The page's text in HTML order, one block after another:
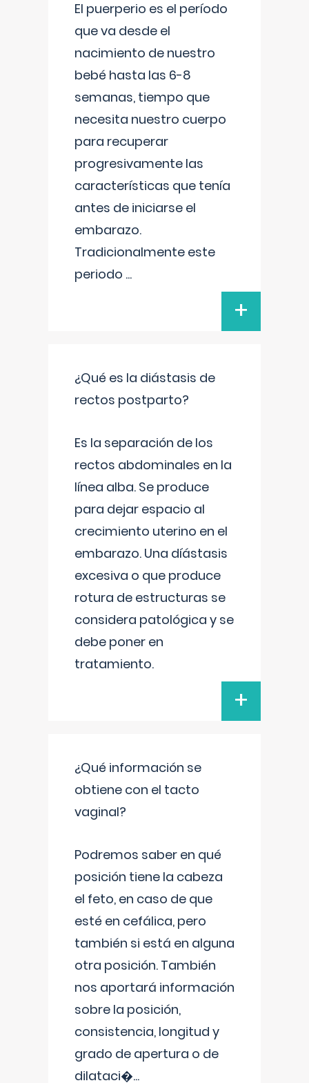
El puerperio es el período
que va desde el
nacimiento de nuestro
bebé hasta las 6-8
semanas, tiempo que
necesita nuestro cuerpo
para recuperar
progresivamente las
características que tenía
antes de iniciarse el
embarazo.
Tradicionalmente este
periodo ...
+
¿Qué es la diástasis de
rectos postparto?
Es la separación de los
rectos abdominales en la
línea alba. Se produce
para dejar espacio al
crecimiento uterino en el
embarazo. Una díástasis
excesiva o que produce
rotura de estructuras se
considera patológica y se
debe poner en
tratamiento.
+
¿Qué información se
obtiene con el tacto
vaginal?
Podremos saber en qué
posición tiene la cabeza
el feto, en caso de que
esté en cefálica, pero
también si está en alguna
otra posición. También
nos aportará información
sobre la posición,
consistencia, longitud y
grado de apertura o de
dilataci�...